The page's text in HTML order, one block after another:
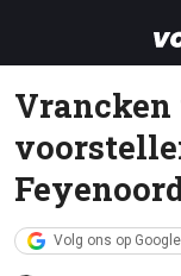
Volg ons op Google